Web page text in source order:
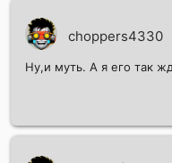
choppers4330
Ну,и муть. А я его так